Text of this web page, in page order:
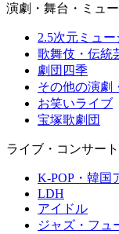
演劇・舞台・ミュ
2.5次元ミュ
歌舞伎・伝統
劇団四季
その他の演劇
お笑いライブ
宝塚歌劇団
ライブ・コンサー
K-POP・韓国
LDH
アイドル
ジャズ・フュ